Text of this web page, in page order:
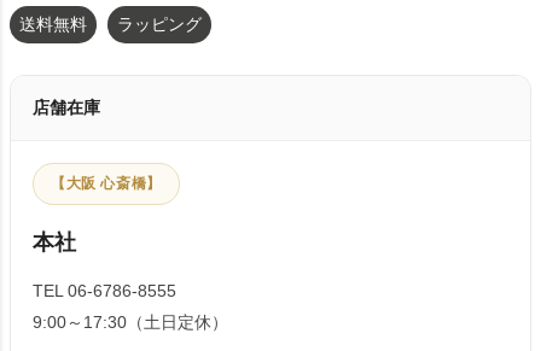
送料無料 ラッピング
店舗在庫
【大阪 心斎橋】
本社
TEL 06-6786-8555
9:00～17:30（土日定休）